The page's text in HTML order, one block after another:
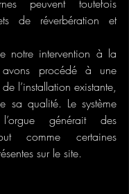
peuvent toutefois
de réverbération et
notre intervention à la
avons procédé à une
l’installation existante,
sa qualité. Le système
générait des
comme certaines
sur le site.